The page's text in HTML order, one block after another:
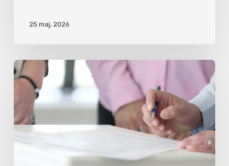
25 maj, 2026
Varför
du
ett
aktieägaravtal